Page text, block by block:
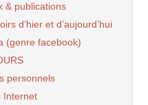
& publications
d’hier et d’aujourd’hui
(genre facebook)
personnels
Internet